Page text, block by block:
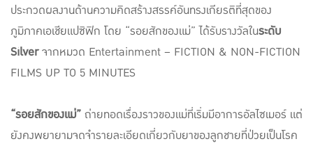
ประกวดผลงานด้านความคิดสร้างสรรค์อันทรงเกียรติที่สุดของ
ภูมิภาคเอเชียแปซิฟิก โดย “รอยสักของแม่” ได้รับรางวัลในระดับ
Silverจากหมวด Entertainment – FICTION & NON-FICTION
FILMS UP TO 5 MINUTES
“รอยสักของแม่”ถ่ายทอดเรื่องราวของแม่ที่เริ่มมีอาการอัลไซเมอร์ แต่
ยังคงพยายามจดจำรายละเอียดเกี่ยวกับยาของลูกชายที่ป่วยเป็นโรค